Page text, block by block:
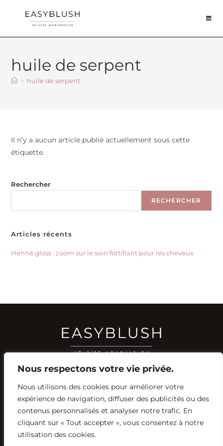
Nous respectons votre vie privée.
Nous utilisons des cookies pour améliorer votre
expérience de navigation, diffuser des publicités ou des
contenus personnalisés et analyser notre trafic. En
cliquant sur « Tout accepter », vous consentez à notre
utilisation des cookies.
huile de serpent
> huile de serpent
Il n’y a aucun article publié actuellement sous cette
étiquette.
Rechercher
RECHERCHER
Articles récents
Henné gloss : zoom sur le soin fortifiant pour les cheveux
RÉSEAUX SOCIAUX
YOUTUBE
INSTAGRAM
FACEBOOK
PINTEREST